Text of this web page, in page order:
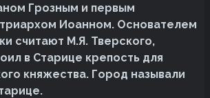
Грозным и первым
Иоанном. Основателем
считают М.Я. Тверского,
в Старице крепость для
княжества. Город называли